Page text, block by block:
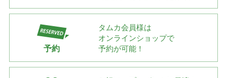
予約
タムカ会員様は
オンラインショップで
予約が可能！